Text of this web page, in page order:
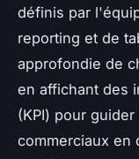
définis par
reporting et de
approfondie de
en affichant des
(KPI) pour
commerciaux en